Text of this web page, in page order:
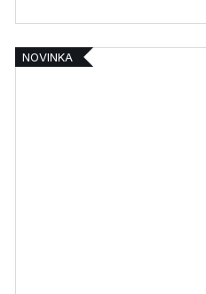
NOVINKA